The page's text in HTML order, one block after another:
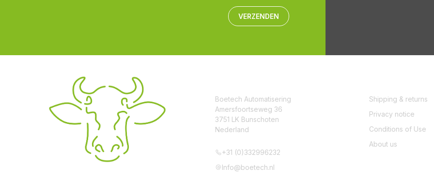
VERZENDEN
Boetech Automatisering
Amersfoortseweg 36
3751 LK Bunschoten
Nederland
+31 (0)332996232
Info@boetech.nl
Shipping & returns
Privacy notice
Conditions of Use
About us